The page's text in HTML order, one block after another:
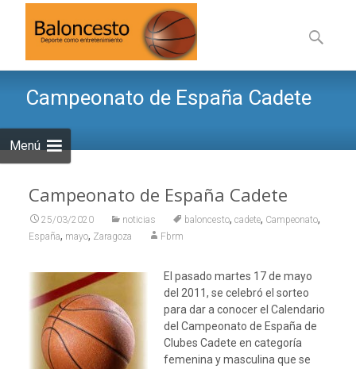
Menú
alBuscar:
Campeonato de España Cadete
Campeonato de España Cadete
25/03/2020 noticias baloncesto, cadete, Campeonato,
España, mayo, Zaragoza Fbrm
El pasado martes 17 de mayo
del 2011, se celebró el sorteo
para dar a conocer el Calendario
del Campeonato de España de
Clubes Cadete en categoría
femenina y masculina que se